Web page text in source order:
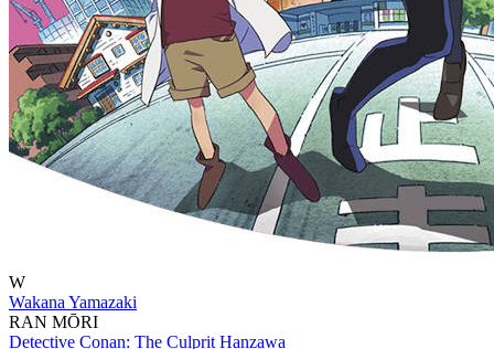
W
Wakana Yamazaki
RAN MŌRI
Detective Conan: The Culprit Hanzawa